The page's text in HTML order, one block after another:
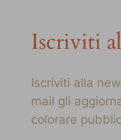
Iscriviti
Iscriviti alla
mail gli
colorare